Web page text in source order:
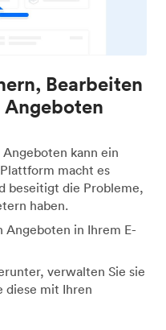
Bearbeiten
kann ein
macht es
beseitigt die Probleme,
haben.
Angeboten in Ihrem E-
verwalten Sie sie
diese mit Ihren